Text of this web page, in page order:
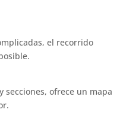
el recorrido
secciones, ofrece un mapa